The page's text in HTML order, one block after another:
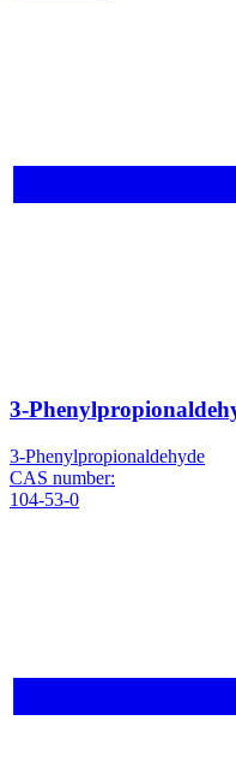
3-
3-Phenylpropionaldehyde
CAS number:
104-53-0